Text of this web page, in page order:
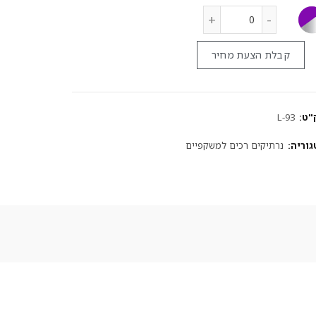
קבלת הצעת מחיר
L-93
נרתיקים רכים למשקפיים